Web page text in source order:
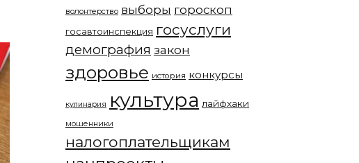
волонтерство выборы гороскоп
госавтоинспекция госуслуги
демография закон
здоровье история конкурсы
кулинария культура лайфхаки
мошенники
налогоплательщикам